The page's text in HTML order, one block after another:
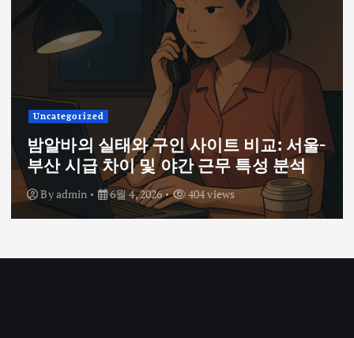
Uncategorized
밤알바의 실태와 구인 사이트 비교: 서울-
부산 시급 차이 및 야간 근무 특성 분석
Byadmin 6월 4, 2026 404 views